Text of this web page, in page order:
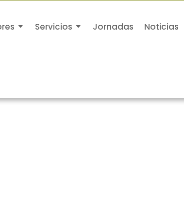
Servicios Jornadas Noticias